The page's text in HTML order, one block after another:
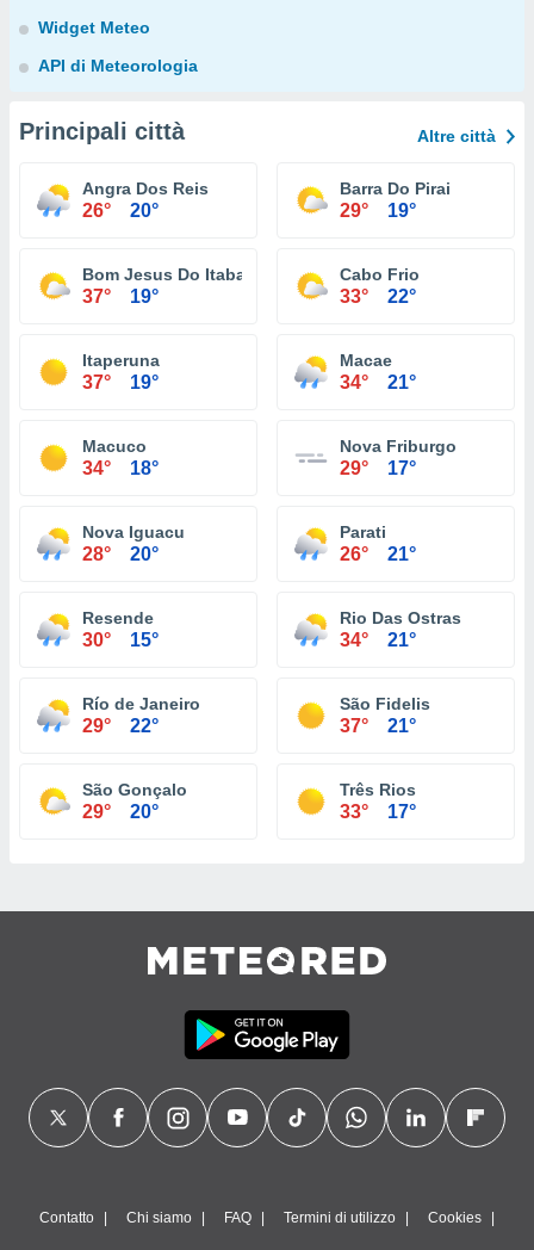
Widget Meteo
API di Meteorologia
Principali città Altre città
Angra Dos Reis
26° 20°
Barra Do Pirai
29° 19°
Bom Jesus Do Itabapoana
37° 19°
Cabo Frio
33° 22°
Itaperuna
37° 19°
Macae
34° 21°
Macuco
34° 18°
Nova Friburgo
29° 17°
Nova Iguacu
28° 20°
Parati
26° 21°
Resende
30° 15°
Rio Das Ostras
34° 21°
Río de Janeiro
29° 22°
São Fidelis
37° 21°
São Gonçalo
29° 20°
Três Rios
33° 17°
Contatto Chi siamo FAQ Termini di utilizzo Cookies